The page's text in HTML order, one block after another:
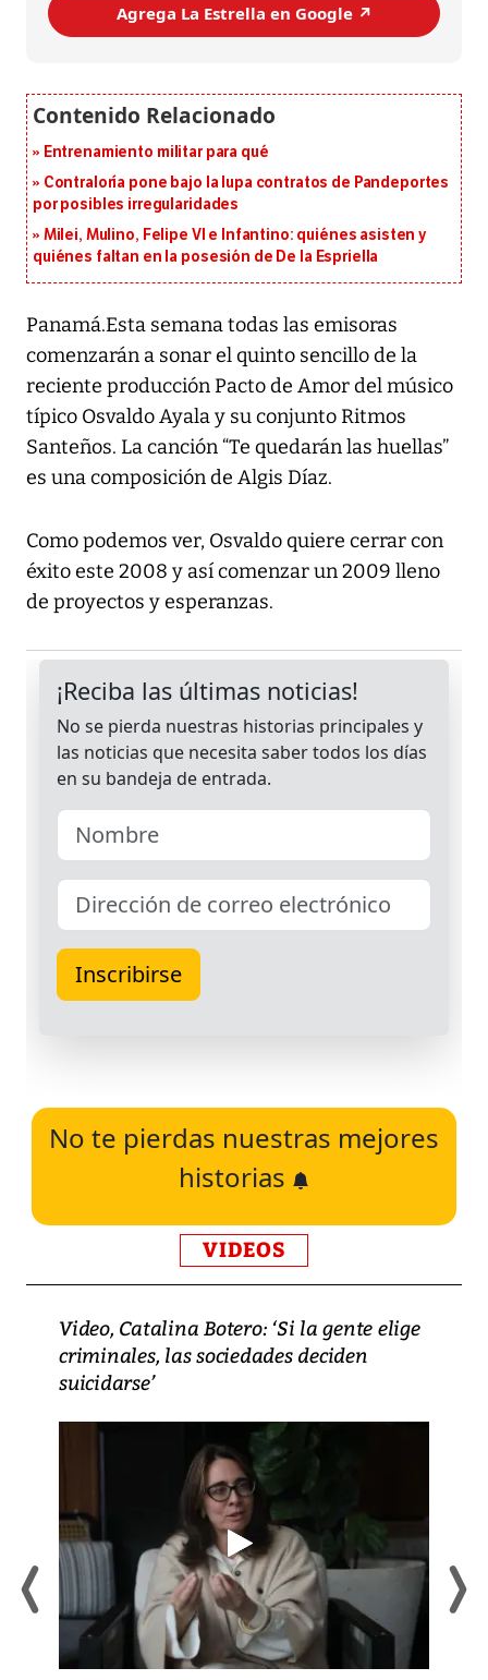
Agrega La Estrella en Google ↗️
Entrenamiento militar para qué
Contraloría pone bajo la lupa contratos de Pandeportes
por posibles irregularidades
Milei, Mulino, Felipe VI e Infantino: quiénes asisten y
quiénes faltan en la posesión de De la Espriella
Panamá.Esta semana todas las emisoras
comenzarán a sonar el quinto sencillo de la
reciente producción Pacto de Amor del músico
típico Osvaldo Ayala y su conjunto Ritmos
Santeños. La canción “Te quedarán las huellas”
es una composición de Algis Díaz.
Como podemos ver, Osvaldo quiere cerrar con
éxito este 2008 y así comenzar un 2009 lleno
de proyectos y esperanzas.
No te pierdas nuestras mejores
historias
VIDEOS
Video, Catalina Botero: ‘Si la gente elige
criminales, las sociedades deciden
suicidarse’